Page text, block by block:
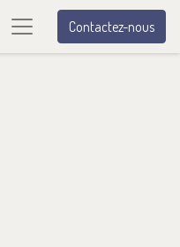
Contactez-nous